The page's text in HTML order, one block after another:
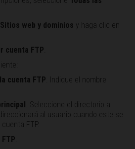
Sitios web y dominios y haga clic en
cuenta FTP
cuenta FTP . Indique el nombre
. Seleccione el directorio a
al usuario cuando este se
FTP.